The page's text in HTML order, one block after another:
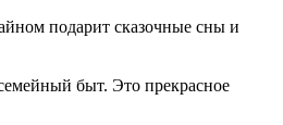
подарит сказочные сны и
быт. Это прекрасное